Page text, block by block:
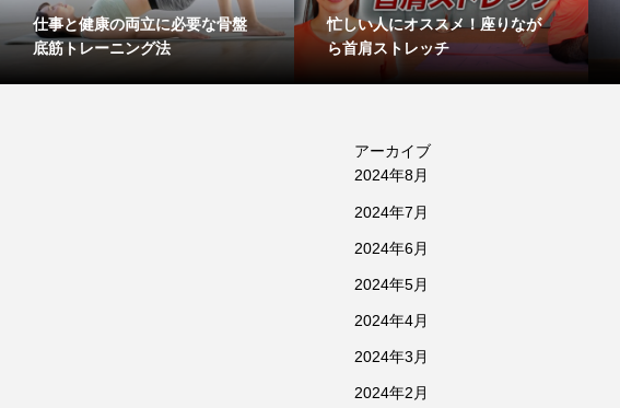
仕事と健康の両立に必要な骨盤
底筋トレーニング法
忙しい人にオススメ！座りなが
ら首肩ストレッチ
アーカイブ
2024年8月
2024年7月
2024年6月
2024年5月
2024年4月
2024年3月
2024年2月